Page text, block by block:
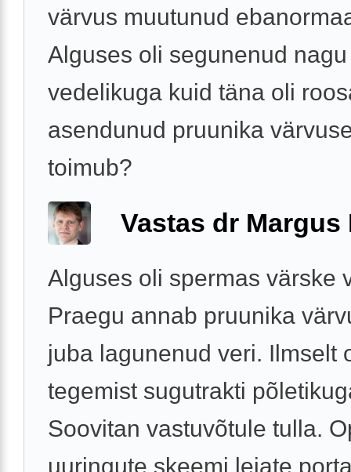
värvus muutunud
Alguses oli segunenud
vedelikuga kuid täna oli
asendunud pruunika
toimub?
Vastas dr Margus
Alguses oli spermas värske
Praegu annab pruunika
juba lagunenud veri. Ilmselt
tegemist sugutrakti
Soovitan vastuvõtule tulla.
uuringute skeemi leiate